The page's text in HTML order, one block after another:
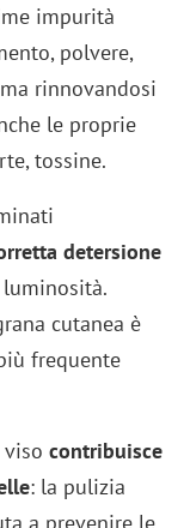
impurità
polvere,
rinnovandosi
le proprie
tossine.
detersione
cutanea è
frequente
contribuisce
: la pulizia
a prevenire le